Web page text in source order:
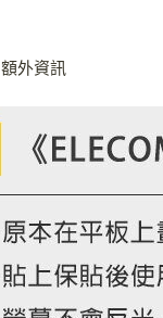
額外資訊